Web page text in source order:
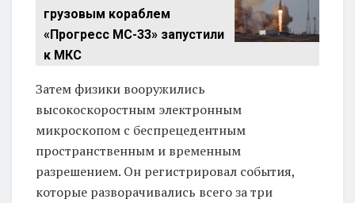
грузовым кораблем
«Прогресс МС-33» запустили
к МКС
Затем физики вооружились
высокоскоростным электронным
микроскопом с беспрецедентным
пространственным и временным
разрешением. Он регистрировал события,
которые разворачивались всего за три